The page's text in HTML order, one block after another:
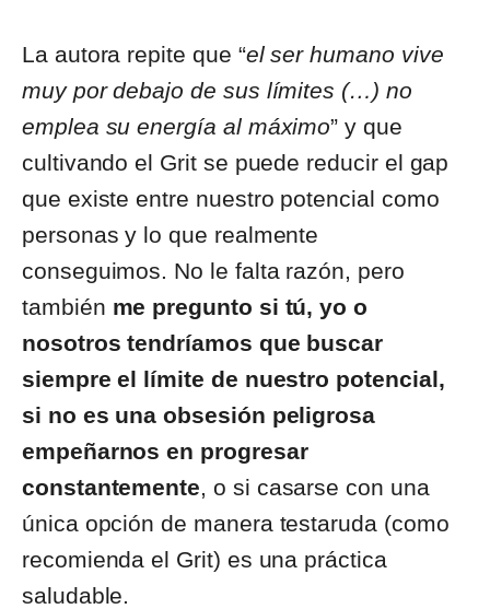
La autora repite que “el ser humano vive
muy por debajo de sus límites (…) no
emplea su energía al máximo” y que
cultivando el Grit se puede reducir el gap
que existe entre nuestro potencial como
personas y lo que realmente
conseguimos. No le falta razón, pero
también me pregunto si tú, yo o
nosotros tendríamos que buscar
siempre el límite de nuestro potencial,
si no es una obsesión peligrosa
empeñarnos en progresar
constantemente, o si casarse con una
única opción de manera testaruda (como
recomienda el Grit) es una práctica
saludable.